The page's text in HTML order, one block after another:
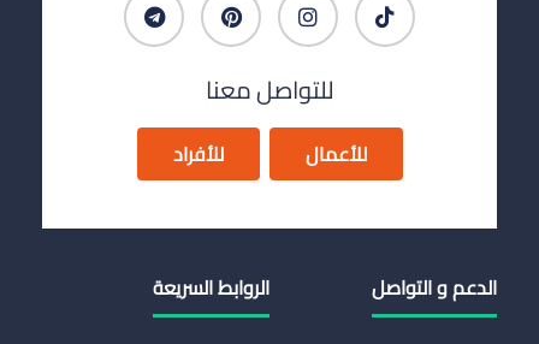
للتواصل معنا
للأعمال للأفراد
الدعم و التواصل الروابط السريعة